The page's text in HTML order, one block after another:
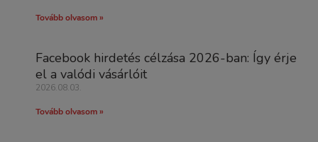
Tovább olvasom »
Facebook hirdetés célzása 2026-ban: Így érje
el a valódi vásárlóit
2026.08.03.
Tovább olvasom »